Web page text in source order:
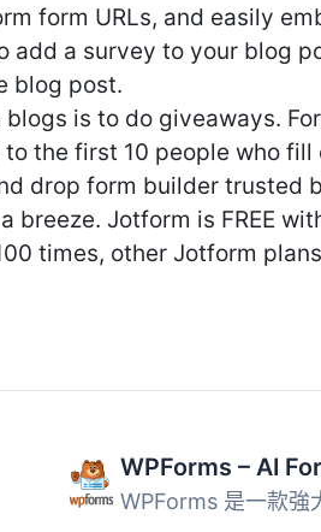
form URLs, and easily
a survey to your blog
blog post.
is to do giveaways.
the first 10 people who fill
drop form builder trusted
breeze. Jotform is FREE
times, other Jotform